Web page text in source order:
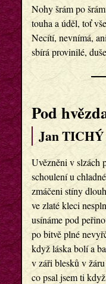
Nohy šrám po
touha a úděl, toť
Necítí, nevnímá,
sbírá provinilé,
Pod
Jan TICHÝ
Uvězněni v slzách
schoulení u
zmáčeni stíny
ve zlaté kleci
usínáme pod
po bitvě plné
když láska bolí a
v záři blesků v
co psal jsem ti